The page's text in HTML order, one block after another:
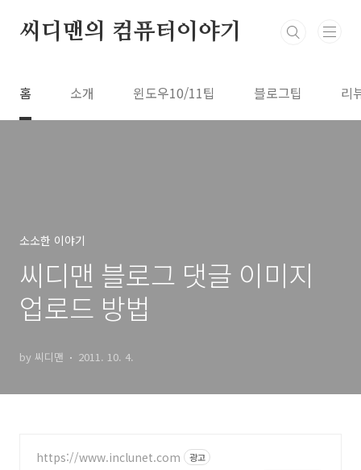
씨디맨의 컴퓨터이야기
홈 소개 윈도우10/11팁 블로그팁 리
소소한 이야기
씨디맨 블로그 댓글 이미지
업로드 방법
by 씨디맨 2011. 10. 4.
https://www.inclunet.com 광고